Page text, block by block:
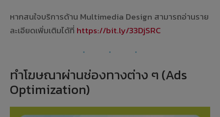
หากสนใจบริการด้าน Multimedia Design สามารถอ่านราย
ละเอียดเพิ่มเติมได้ที่ https://bit.ly/33DjSRC
ทำโฆษณาผ่านช่องทางต่าง ๆ (Ads
Optimization)